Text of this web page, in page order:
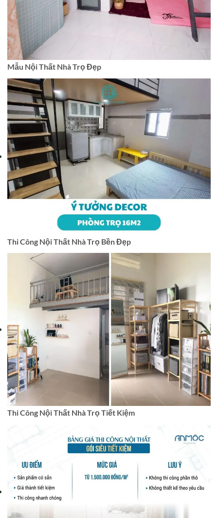
Mẫu Nội Thất Nhà Trọ Đẹp
Thi Công Nội Thất Nhà Trọ Bền Đẹp
Thi Công Nội Thất Nhà Trọ Tiết Kiệm